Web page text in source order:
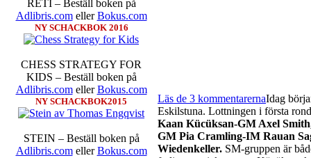
RETI – Beställ boken på
Adlibris.comellerBokus.com
NY SCHACKBOK 2016
CHESS STRATEGY FOR
KIDS – Beställ boken på
Adlibris.comellerBokus.com
NY SCHACKBOK2015
STEIN – Beställ boken på
Adlibris.comellerBokus.com
Läs de 3 kommentarernaIdag
Eskilstuna. Lottningen i första
Kaan Kücüksan-GM Axel
GM Pia Cramling-IM Rauan
Wiedenkeller. SM-gruppen är